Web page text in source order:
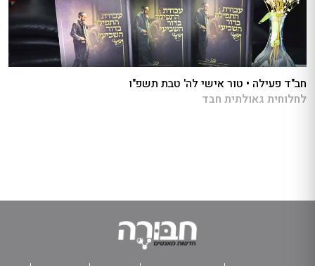
חב"ד פעילה • טור אישי לה' טבת תשפ"ו
לחלוחית גאולתית חבד